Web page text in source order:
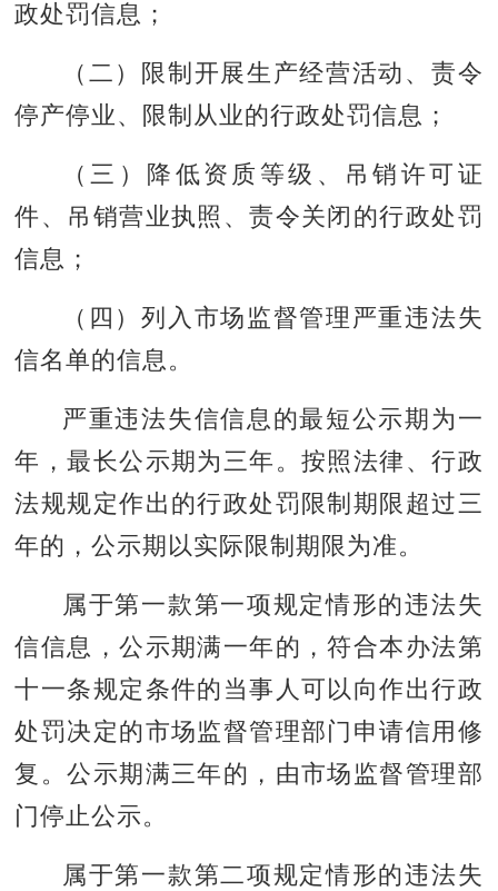
政处罚信息；
（二）限制开展生产经营活动、责令
停产停业、限制从业的行政处罚信息；
（三）降低资质等级、吊销许可证
件、吊销营业执照、责令关闭的行政处罚
信息；
（四）列入市场监督管理严重违法失
信名单的信息。
严重违法失信信息的最短公示期为一
年，最长公示期为三年。按照法律、行政
法规规定作出的行政处罚限制期限超过三
年的，公示期以实际限制期限为准。
属于第一款第一项规定情形的违法失
信信息，公示期满一年的，符合本办法第
十一条规定条件的当事人可以向作出行政
处罚决定的市场监督管理部门申请信用修
复。公示期满三年的，由市场监督管理部
门停止公示。
属于第一款第二项规定情形的违法失